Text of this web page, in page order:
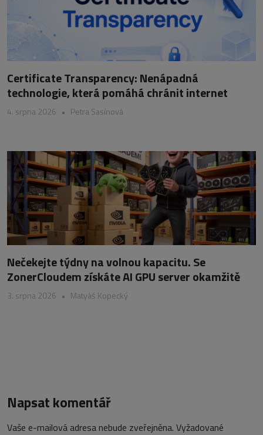
Certificate Transparency: Nenápadná
technologie, která pomáhá chránit internet
4. srpna 2026 • Petra Sasínová
Nečekejte týdny na volnou kapacitu. Se
ZonerCloudem získáte AI GPU server okamžitě
3. srpna 2026 • Matyáš Kopecký
Napsat komentář
Vaše e-mailová adresa nebude zveřejněna. Vyžadované